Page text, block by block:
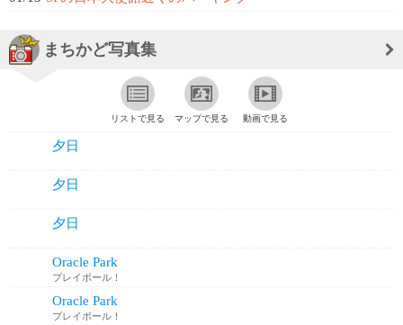
まちかど写真集
リストで見る マップで見る 動画で見る
夕日
夕日
夕日
Oracle Park
プレイボール！
Oracle Park
プレイボール！